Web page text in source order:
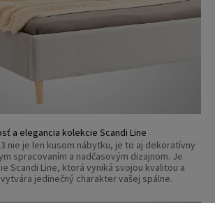
a elegancia kolekcie Scandi Line
nie je len kusom nábytku, je to aj dekoratívny
spracovaním a nadčasovým dizajnom. Je
Scandi Line, ktorá vyniká svojou kvalitou a
jedinečný charakter vašej spálne.